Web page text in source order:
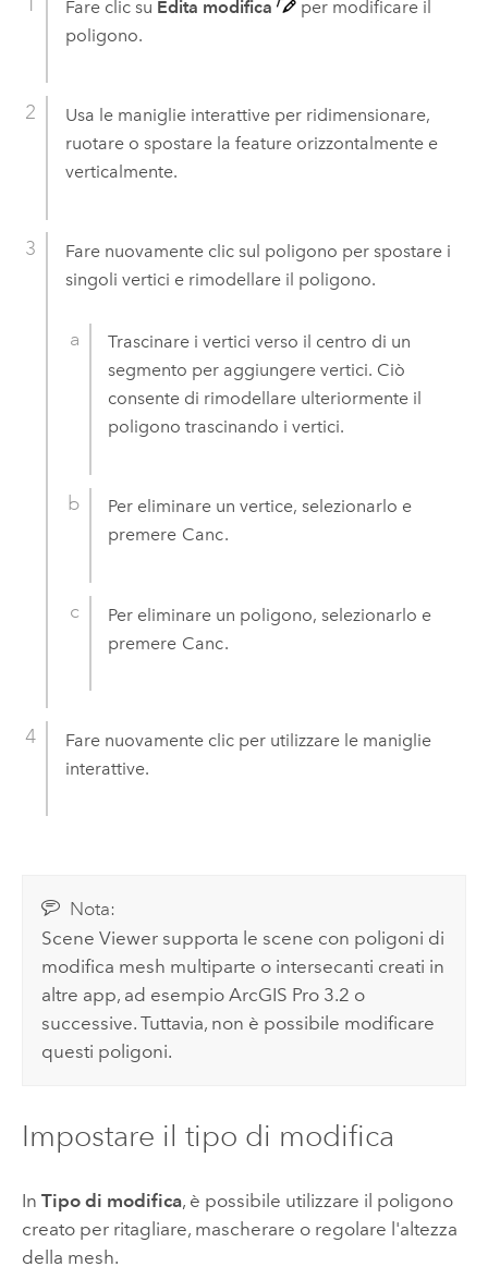
Fare clic su Edita modifica
per modificare il
poligono.
Usa le maniglie interattive per ridimensionare,
ruotare o spostare la feature orizzontalmente e
verticalmente.
Fare nuovamente clic sul poligono per spostare i
singoli vertici e rimodellare il poligono.
Trascinare i vertici verso il centro di un
segmento per aggiungere vertici. Ciò
consente di rimodellare ulteriormente il
poligono trascinando i vertici.
Per eliminare un vertice, selezionarlo e
premere Canc.
Per eliminare un poligono, selezionarlo e
premere Canc.
Fare nuovamente clic per utilizzare le maniglie
interattive.
Nota:
Scene Viewer supporta le scene con poligoni di
modifica mesh multiparte o intersecanti creati in
altre app, ad esempioArcGIS Pro 3.2 o
successive. Tuttavia, non è possibile modificare
questi poligoni.
Impostare il tipo di modifica
In Tipo di modifica, è possibile utilizzare il poligono
creato per ritagliare, mascherare o regolare l'altezza
della mesh.